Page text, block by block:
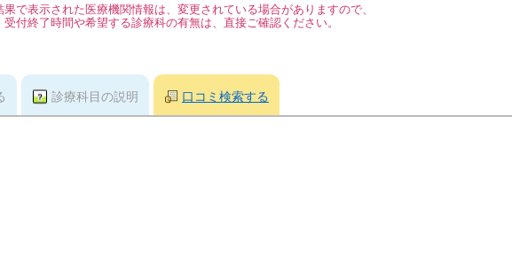
果で表示された医療機関情報は、変更されている場合がありますので、
受付終了時間や希望する診療科の有無は、直接ご確認ください。
診療科目の説明 口コミ検索する